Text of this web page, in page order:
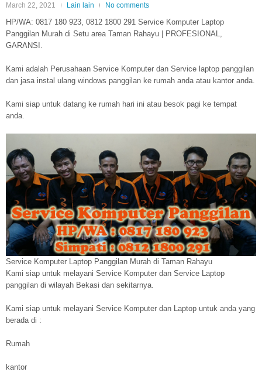
March 22, 2021 Lain lain No comments
HP/WA: 0817 180 923, 0812 1800 291 Service Komputer Laptop
Panggilan Murah di Setu area Taman Rahayu | PROFESIONAL,
GARANSI.
Kami adalah Perusahaan Service Komputer dan Service laptop panggilan
dan jasa instal ulang windows panggilan ke rumah anda atau kantor anda.
Kami siap untuk datang ke rumah hari ini atau besok pagi ke tempat
anda.
Service Komputer Laptop Panggilan Murah di Taman Rahayu
Kami siap untuk melayani Service Komputer dan Service Laptop
panggilan di wilayah Bekasi dan sekitarnya.
Kami siap untuk melayani Service Komputer dan Laptop untuk anda yang
berada di :
Rumah
kantor